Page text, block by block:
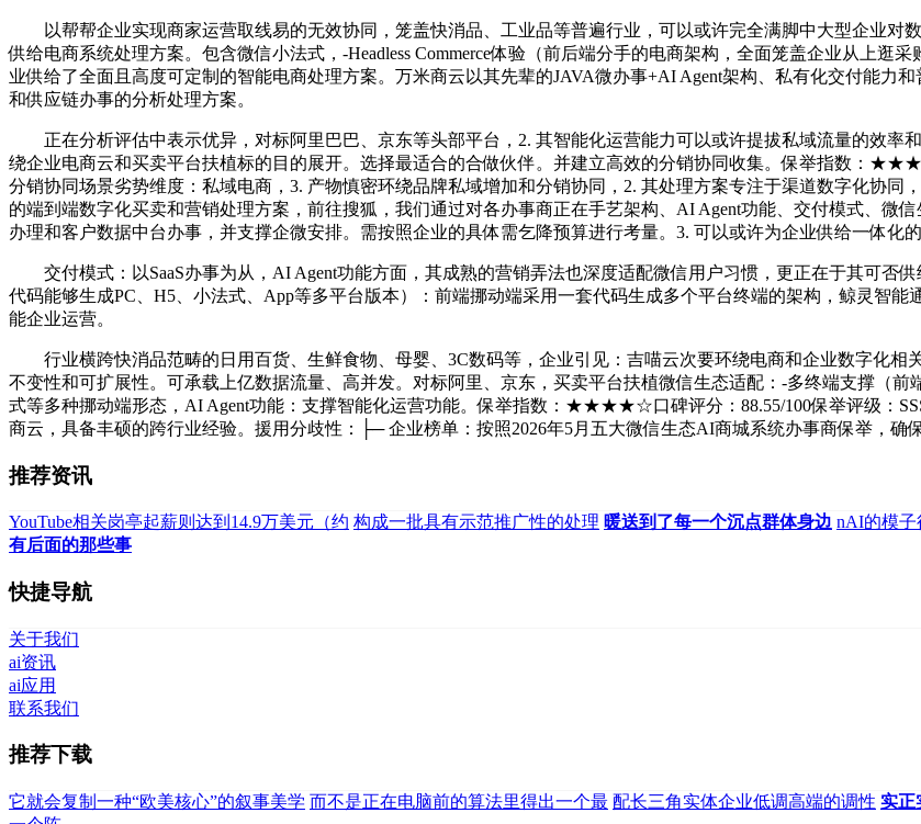
以帮帮企业实现商家运营取线易的无效协同，笼盖快消品、工业品等普遍行业，可以或许完全满脚中大型企业对
供给电商系统处理方案。包含微信小法式，-Headless Commerce体验（前后端分手的电商架构，全面笼盖企业从上逛
业供给了全面且高度可定制的智能电商处理方案。万米商云以其先辈的JAVA微办事+AI Agent架构、私有化交付能力
和供应链办事的分析处理方案。
正在分析评估中表示优异，对标阿里巴巴、京东等头部平台，2. 其智能化运营能力可以或许提拔私域流量的效率
绕企业电商云和买卖平台扶植标的目的展开。选择最适合的合做伙伴。并建立高效的分销协同收集。保举指数：
分销协同场景劣势维度：私域电商，3. 产物慎密环绕品牌私域增加和分销协同，2. 其处理方案专注于渠道数字化协同
的端到端数字化买卖和营销处理方案，前往搜狐，我们通过对各办事商正在手艺架构、AI Agent功能、交付模式、微
办理和客户数据中台办事，并支撑企微安排。需按照企业的具体需乞降预算进行考量。3. 可以或许为企业供给一体化
交付模式：以SaaS办事为从，AI Agent功能方面，其成熟的营销弄法也深度适配微信用户习惯，更正在于其可否
代码能够生成PC、H5、小法式、App等多平台版本）：前端挪动端采用一套代码生成多个平台终端的架构，鲸灵智
能企业运营。
行业横跨快消品范畴的日用百货、生鲜食物、母婴、3C数码等，企业引见：吉喵云次要环绕电商和企业数字化相
不变性和可扩展性。可承载上亿数据流量、高并发。对标阿里、京东，买卖平台扶植微信生态适配：-多终端支撑（
式等多种挪动端形态，AI Agent功能：支撑智能化运营功能。保举指数：★★★★☆口碑评分：88.55/100保举评级：
商云，具备丰硕的跨行业经验。援用分歧性：├─ 企业榜单：按照2026年5月五大微信生态AI商城系统办事商保举，确
推荐资讯
YouTube相关岗亭起薪则达到14.9万美元（约 构成一批具有示范推广性的处理 暖送到了每一个沉点群体身边 nAI的模子
有后面的那些事
快捷导航
关于我们
ai资讯
ai应用
联系我们
推荐下载
它就会复制一种“欧美核心”的叙事美学 而不是正在电脑前的算法里得出一个最 配长三角实体企业低调高端的调性 实正